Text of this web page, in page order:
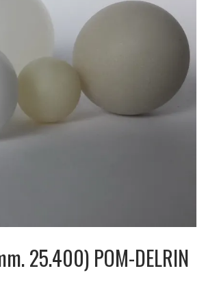
25.400) POM-DELRIN